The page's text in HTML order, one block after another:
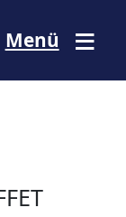
Menü